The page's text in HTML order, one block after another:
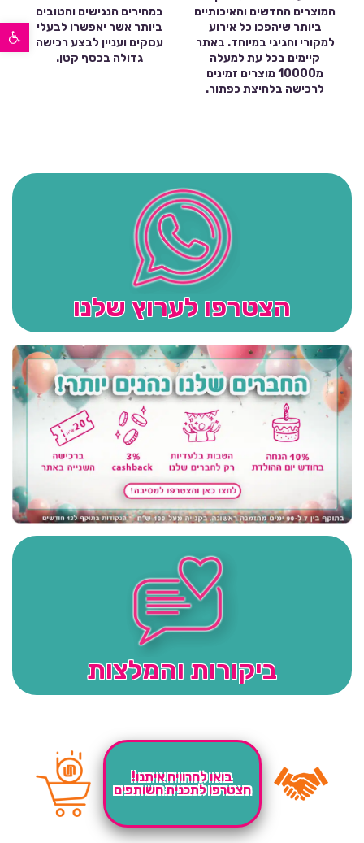
פתח סרגל נגישות
המוצרים החדשים והאיכותיים
ביותר שיהפכו כל אירוע
למקורי וחגיגי במיוחד. באתר
קיימים בכל עת למעלה
מ10000 מוצרים זמינים
לרכישה בלחיצת כפתור.
במחירים הנגישים והטובים
ביותר אשר יאפשרו לבעלי
עסקים ועניין לבצע רכישה
גדולה בכסף קטן.
הצטרפו לערוץ שלנו
ביקורות והמלצות
בואו להרוויח איתנו!
הצטרפו לתכנית השותפים